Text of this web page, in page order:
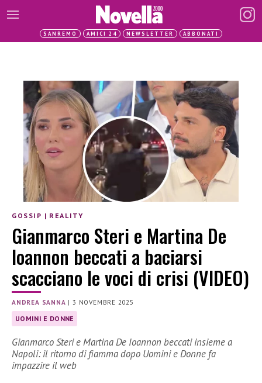
SANREMO AMICI 24 NEWSLETTER ABBONATI
GOSSIP | REALITY
Gianmarco Steri e Martina De
Ioannon beccati a baciarsi
scacciano le voci di crisi (VIDEO)
ANDREA SANNA |3 NOVEMBRE 2025
UOMINI E DONNE
Gianmarco Steri e Martina De Ioannon beccati insieme a
Napoli: il ritorno di fiamma dopo Uomini e Donne fa
impazzire il web